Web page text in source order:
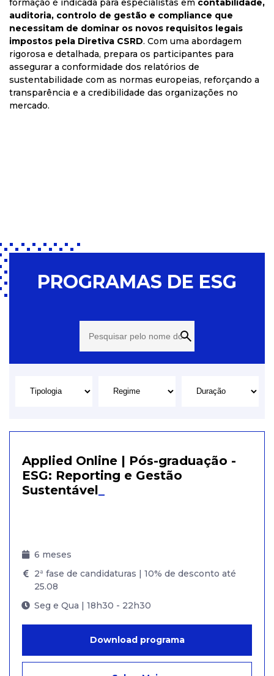
formação é indicada para especialistas em contabilidade,
auditoria, controlo de gestão e compliance que
necessitam de dominar os novos requisitos legais
impostos pela Diretiva CSRD. Com uma abordagem
rigorosa e detalhada, prepara os participantes para
assegurar a conformidade dos relatórios de
sustentabilidade com as normas europeias, reforçando a
transparência e a credibilidade das organizações no
mercado.
PROGRAMAS DE ESG
Applied Online | Pós-graduação -
ESG: Reporting e Gestão
Sustentável
6 meses
2ª fase de candidaturas | 10% de desconto até
25.08
Seg e Qua | 18h30 - 22h30
Download programa